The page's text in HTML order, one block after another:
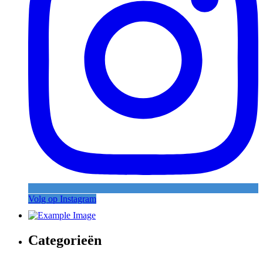
Volg op Instagram
Categorieën